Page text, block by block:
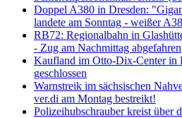
Doppel A380 in Dresden:
landete am Sonntag - weißer
RB72: Regionalbahn in
- Zug am Nachmittag abgefahren
Kaufland im Otto-Dix-Center in
geschlossen
Warnstreik im sächsischen
ver.di am Montag bestreikt!
Polizeihubschrauber kreist über